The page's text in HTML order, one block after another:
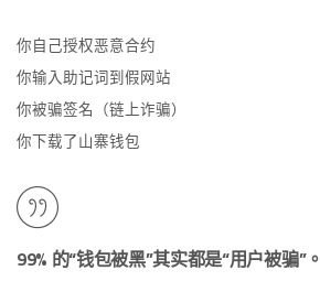
你自己授权恶意合约
你输入助记词到假网站
你被骗签名（链上诈骗）
你下载了山寨钱包
99% 的“钱包被黑”其实都是“用户被骗”。